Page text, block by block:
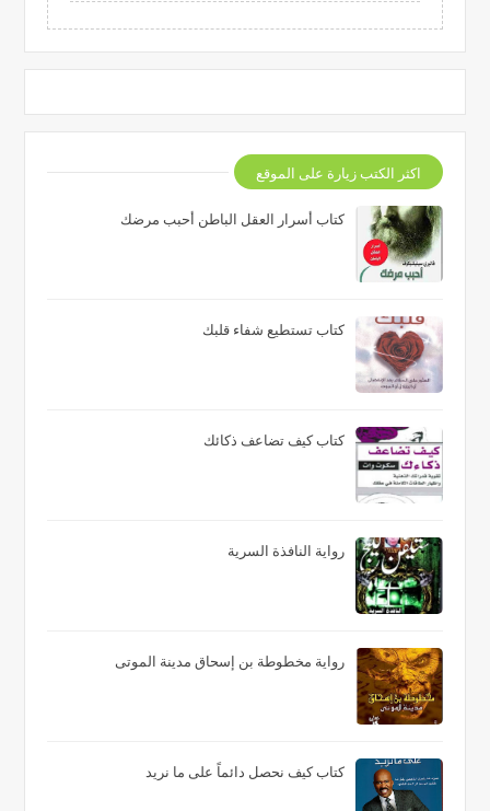
اكثر الكتب زيارة على الموقع
كتاب أسرار العقل الباطن أحبب مرضك
كتاب تستطيع شفاء قلبك
كتاب كيف تضاعف ذكائك
رواية النافذة السرية
رواية مخطوطة بن إسحاق مدينة الموتى
كتاب كيف نحصل دائماً على ما نريد